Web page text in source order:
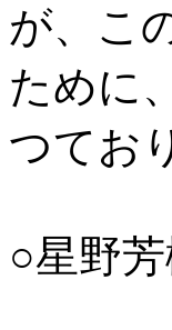
が、こ
ために
つてお
○星野